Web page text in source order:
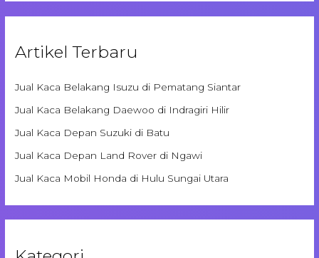
Artikel Terbaru
Jual Kaca Belakang Isuzu di Pematang Siantar
Jual Kaca Belakang Daewoo di Indragiri Hilir
Jual Kaca Depan Suzuki di Batu
Jual Kaca Depan Land Rover di Ngawi
Jual Kaca Mobil Honda di Hulu Sungai Utara